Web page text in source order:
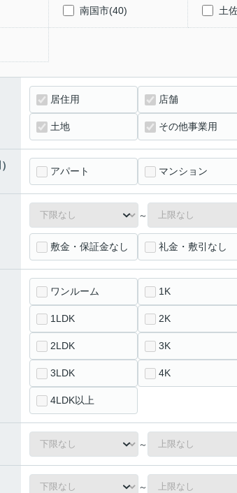
南国市(40) 土
居住用 店舗
土地 その他事業用
アパート マンション
～
敷金・保証金なし 礼金・敷引なし
ワンルーム 1K
1LDK 2K
2LDK 3K
3LDK 4K
4LDK以上
～
～